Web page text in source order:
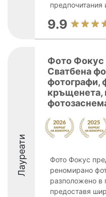
предпочитания
9.9
Лауреати
Фото Фокус
Сватбена
фотографи,
кръщенета,
Фото Фокус
реномирано
разположено в
предоставя